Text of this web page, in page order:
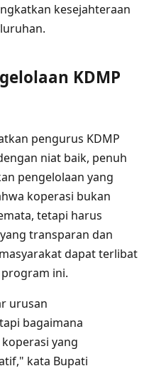
kesejahteraan
KDMP
pengurus KDMP
niat baik, penuh
pengelolaan yang
koperasi bukan
tetapi harus
transparan dan
dapat terlibat
ini.
urusan
bagaimana
yang
kata Bupati